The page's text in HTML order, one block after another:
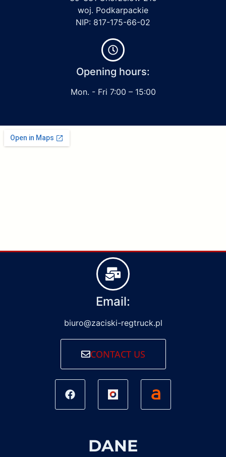
woj. Podkarpackie
NIP: 817-175-66-02
Opening hours:
Mon. - Fri 7:00 – 15:00
Email:
biuro@zaciski-regtruck.pl
CONTACT US
DANE